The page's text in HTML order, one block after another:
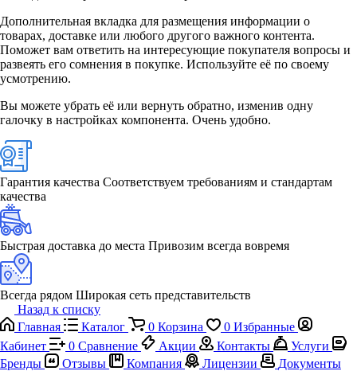
Дополнительная вкладка для размещения информации о
товарах, доставке или любого другого важного контента.
Поможет вам ответить на интересующие покупателя вопросы и
развеять его сомнения в покупке. Используйте её по своему
усмотрению.
Вы можете убрать её или вернуть обратно, изменив одну
галочку в настройках компонента. Очень удобно.
Гарантия качества Соответствуем требованиям и стандартам
качества
Быстрая доставка до места Привозим всегда вовремя
Всегда рядом Широкая сеть представительств
Назад к списку
Главная
Каталог 0 Корзина 0 Избранные
Кабинет
0 Сравнение Акции Контакты
Услуги
Бренды
Отзывы Компания Лицензии
Документы